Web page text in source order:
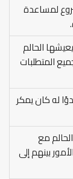
لمساعدة
الحالم
المتطلبات
له كان يمكر
مع
بينهم إلى